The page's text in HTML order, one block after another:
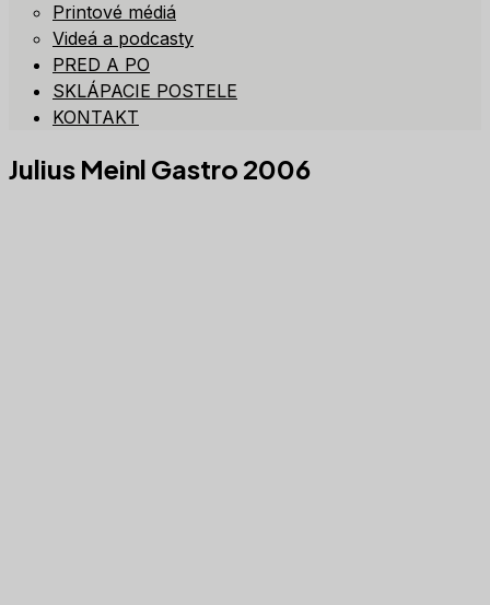
Printové médiá
Videá a podcasty
PRED A PO
SKLÁPACIE POSTELE
KONTAKT
Julius Meinl Gastro 2006